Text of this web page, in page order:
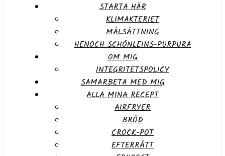
STARTA HÄR
KLIMAKTERIET
MÅLSÄTTNING
HENOCH SCHÖNLEINS-PURPURA
OM MIG
INTEGRITETSPOLICY
SAMARBETA MED MIG
ALLA MINA RECEPT
AIRFRYER
BRÖD
CROCK-POT
EFTERRÄTT